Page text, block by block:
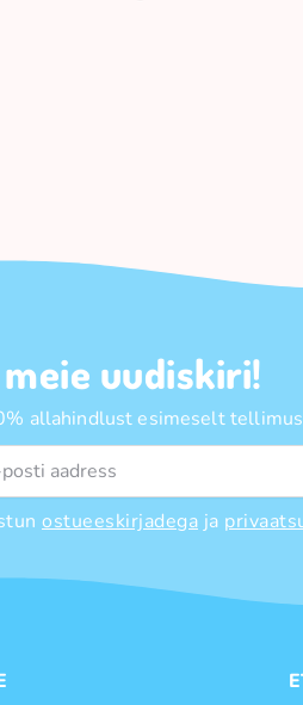
uudiskiri!
allahindlust esimeselt
ostueeskirjadega ja